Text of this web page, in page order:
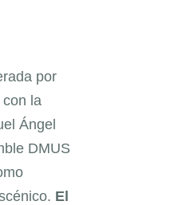
por
la
Ángel
DMUS
El